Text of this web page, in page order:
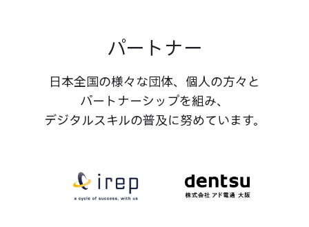
パートナー
日本全国の​様々な​団体、​個人の​方々と​
パートナーシップを​組み、​
デジタルスキルの​普及に​努めています。